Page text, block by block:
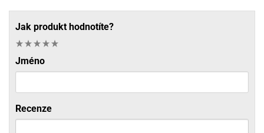
Jak produkt hodnotíte?
Jméno
Recenze